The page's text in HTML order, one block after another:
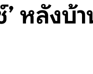
หลังบ้